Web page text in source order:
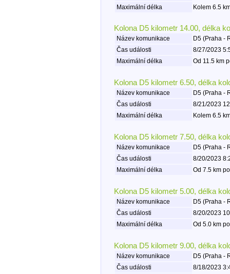
Maximální délka
Kolem 6.5
Kolona D5 kilometr 14.00, délka
Název komunikace
D5 (Praha -
Čas události
8/27/2023
Maximální délka
Od 11.5 km
Kolona D5 kilometr 6.50, délka
Název komunikace
D5 (Praha -
Čas události
8/21/2023
Maximální délka
Kolem 6.5
Kolona D5 kilometr 7.50, délka
Název komunikace
D5 (Praha -
Čas události
8/20/2023
Maximální délka
Od 7.5 km
Kolona D5 kilometr 5.00, délka
Název komunikace
D5 (Praha -
Čas události
8/20/2023
Maximální délka
Od 5.0 km
Kolona D5 kilometr 9.00, délka
Název komunikace
D5 (Praha -
Čas události
8/18/2023